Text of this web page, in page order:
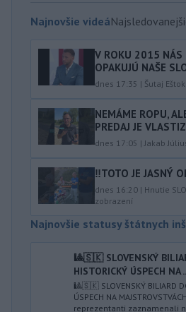
Najnovšie videá
V ROKU 2015 NÁS
OPAKUJÚ NAŠE
dnes 17:35 | Šutaj
NEMÁME ROPU,
PREDAJ JE
dnes 17:05 |Jakab
‼️TOTO JE JASNÝ
dnes 16:20 | Hnutie
zobrazení
Najnovšie statusy štátnych
🎱🇸🇰 SLOVENSKÝ
HISTORICKÝ ÚSPECH NA
🎱🇸🇰 SLOVENSKÝ BILIARD
ÚSPECH NA
reprezentanti zaznamenali